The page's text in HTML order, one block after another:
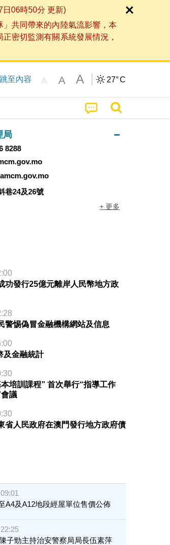
06時50分 更新)
共同帶來的內陸氣流影響，本
密切監測有關系統發展情況，
跳至內容 A A A 27°C
局
8288
巷24及26號
+ 更多
功發行25億元離岸人民幣地方政
警惕偽冒金融機構網站及信息
及金融統計
培訓課程” 首次舉行“指導工作
議
省人民政府在澳門發行地方政府債
A4及A12地段經屋單位售價公佈
子勁主持治安警察局局長伍素萍